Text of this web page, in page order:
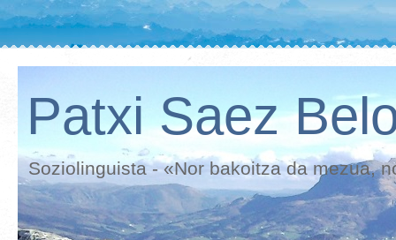
Patxi Saez
Soziolinguista - «Nor bakoitza da mezua,